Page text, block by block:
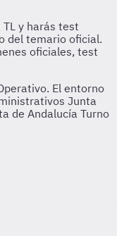
El entorno
Junta
de Andalucía Turno